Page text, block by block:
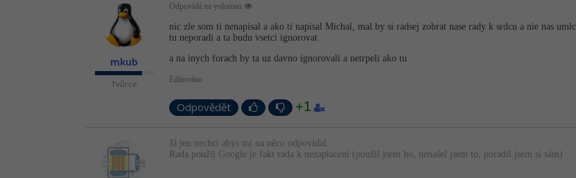
mkub
Tvůrce
Odpovídá na yoloman
nic zle som ti nenapisal a ako ti napisal Michal, mal by si radsej zobrat nase rady k srdcu a nie nas
tu neporadi a ta budu vsetci ignorovat
a na inych forach by ta uz davno ignorovali a netrpeli ako tu
Editováno
Odpovědět +1
Já jen nechci abys mi na něco odpovídal.
Rada použij Google je fakt rada k nezaplacení (použil jsem ho, nenašel jsem to, poradil jsem si sám)